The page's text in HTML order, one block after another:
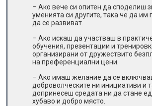
– Ако вече си опитен да споделиш
уменията си другите, така че да им
да се развиват.
– Ако искаш да участваш в
обучения, презентации и
организирани от дружествито
на преференциални цени.
– Ако имаш желание да се
доброволческите ни инициативи и
допринесеш средата ни да стане
хубаво и добро място.